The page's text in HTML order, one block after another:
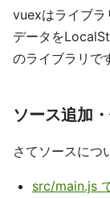
vuexはライブ
データを
のライブラリで
ソース追加
さてソースにつ
src/main.js